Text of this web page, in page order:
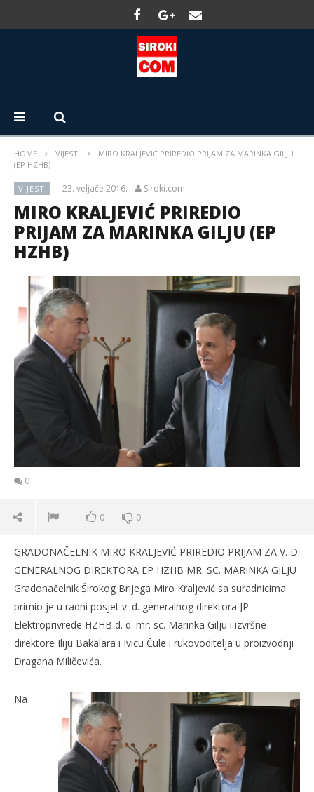
HOME VIJESTI
MIRO KRALJEVIĆ PRIREDIO PRIJAM ZA MARINKA GILJU
(EP HZHB)
VIJESTI 23. veljače 2016. Siroki.com
MIRO KRALJEVIĆ PRIREDIO
PRIJAM ZA MARINKA GILJU (EP
HZHB)
0
0 0
GRADONAČELNIK MIRO KRALJEVIĆ PRIREDIO PRIJAM ZA V. D.
GENERALNOG DIREKTORA EP HZHB MR. SC. MARINKA GILJU
Gradonačelnik Širokog Brijega Miro Kraljević sa suradnicima
primio je u radni posjet v. d. generalnog direktora JP
Elektroprivrede HZHB d. d. mr. sc. Marinka Gilju i izvršne
direktore Iliju Bakalara i Ivicu Čule i rukovoditelja u proizvodnji
Dragana Miličevića.
Na